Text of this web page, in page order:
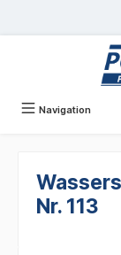
Navigation
Nr. 113